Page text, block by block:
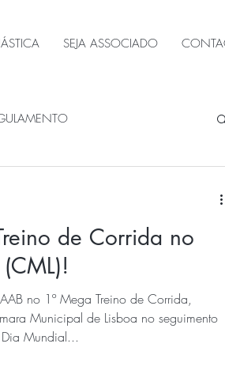
SEJA ASSOCIADO
de Corrida no
no 1º Mega Treino de Corrida,
Municipal de Lisboa no seguimento
Mundial...